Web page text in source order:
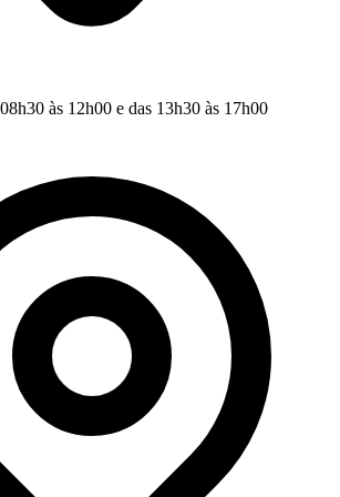
às 12h00 e das 13h30 às 17h00